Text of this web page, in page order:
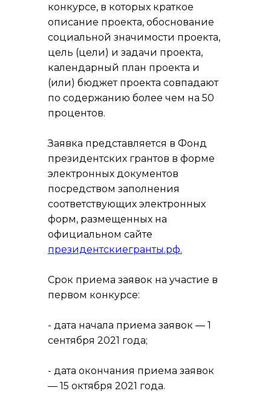
конкурсе, в которых краткое
описание проекта, обоснование
социальной значимости проекта,
цель (цели) и задачи проекта,
календарный план проекта и
(или) бюджет проекта совпадают
по содержанию более чем на 50
процентов.
Заявка представляется в Фонд
президентских грантов в форме
электронных документов
посредством заполнения
соответствующих электронных
форм, размещенных на
официальном сайте
президентскиегранты.рф.
Срок приема заявок на участие в
первом конкурсе:
- дата начала приема заявок — 1
сентября 2021 года;
- дата окончания приема заявок
— 15 октября 2021 года.